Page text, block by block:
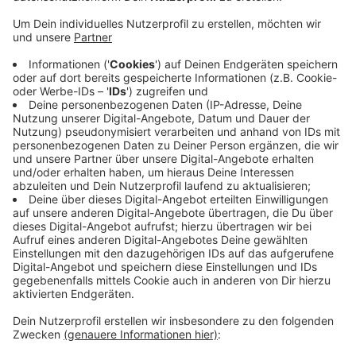
Anzeige
Vor drei Jahren wollten sie wohl einen Schmuckhändler
in Moers erpressen, heute startet der Prozess gegen
drei Niederländer. Der Schmuckhändler sollte ihnen
demnach innerhalb von drei Stunden 100.000 Euro
liefern - ansonsten drohten sie, ihn nach Holland zu
bringen und ihm dort in den Kopf zu schießen. Der
Mann war zu einer Frau nach Oberhausen geflüchtet,
auch sie soll zur Zahlung des Geldes aufgefordert
worden sein - mit einer Pistole.
Anzeige